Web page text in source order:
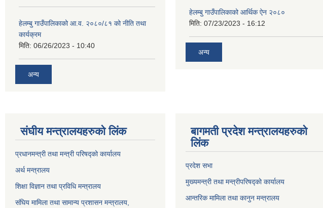
हेलम्बु गाउँपालिकाको आ.व. २०८०/८१ को नीति तथा
कार्यक्रम
मिति: 06/26/2023 - 10:40
अन्य
हेलम्बु गाउँपालिकाको आर्थिक ऐन २०८०
मिति: 07/23/2023 - 16:12
अन्य
संघीय मन्त्रालयहरुको लिंक
प्रधानमन्त्री तथा मन्त्री परिषद्को कार्यालय
अर्थ मन्त्रालय
शिक्षा विज्ञान तथा प्रविधि मन्त्रालय
संघिय मामिला तथा सामान्य प्रशासन मन्त्रालय,
बागमती प्रदेश मन्त्रालयहरुको
लिंक
प्रदेश सभा
मुख्यमन्त्री तथा मन्त्रीपरिषद्को कार्यालय
आन्तरिक मामिला तथा कानुन मन्त्रालय